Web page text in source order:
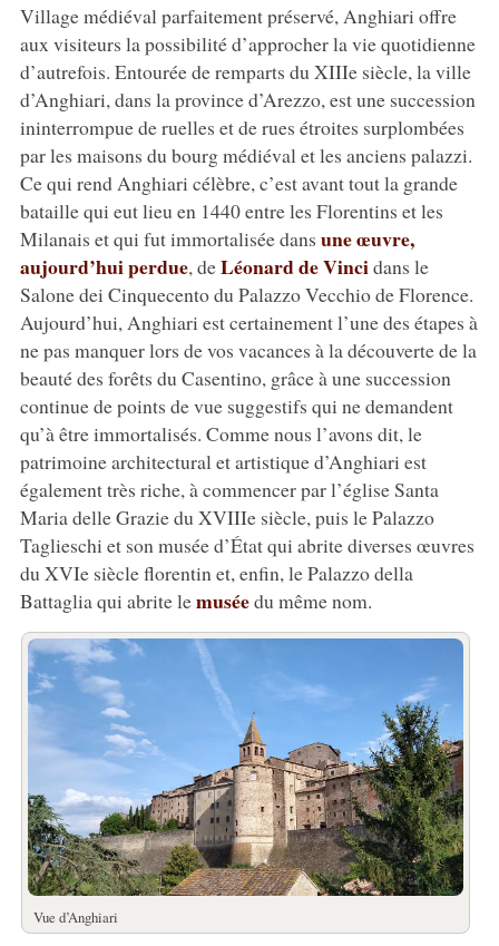
Village médiéval parfaitement préservé, Anghiari offre
aux visiteurs la possibilité d’approcher la vie quotidienne
d’autrefois. Entourée de remparts du XIIIe siècle, la ville
d’Anghiari, dans la province d’Arezzo, est une succession
ininterrompue de ruelles et de rues étroites surplombées
par les maisons du bourg médiéval et les anciens palazzi.
Ce qui rend Anghiari célèbre, c’est avant tout la grande
bataille qui eut lieu en 1440 entre les Florentins et les
Milanais et qui fut immortalisée dans une œuvre,
aujourd’hui perdue, deLéonard de Vincidans le
Salone dei Cinquecento du Palazzo Vecchio de Florence.
Aujourd’hui, Anghiari est certainement l’une des étapes à
ne pas manquer lors de vos vacances à la découverte de la
beauté des forêts du Casentino, grâce à une succession
continue de points de vue suggestifs qui ne demandent
qu’à être immortalisés. Comme nous l’avons dit, le
patrimoine architectural et artistique d’Anghiari est
également très riche, à commencer par l’église Santa
Maria delle Grazie du XVIIIe siècle, puis le Palazzo
Taglieschi et son musée d’État qui abrite diverses œuvres
du XVIe siècle florentin et, enfin, le Palazzo della
Battaglia qui abrite lemuséedu même nom.
Vue d’Anghiari